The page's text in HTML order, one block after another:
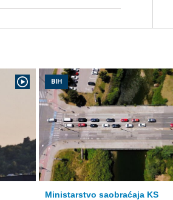
BIH
Ministarstvo saobraćaja KS